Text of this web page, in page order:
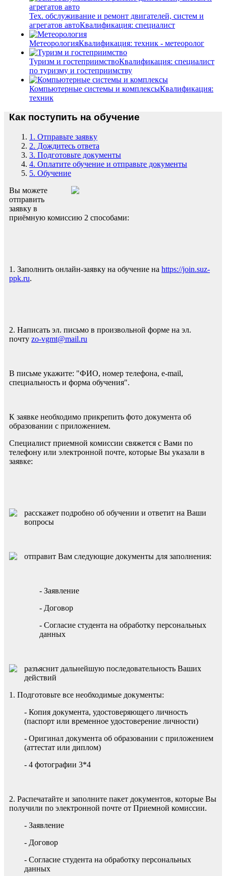
Тех. обслуживание и ремонт двигателей, систем и
агрегатов автоКвалификация: специалист
МетеорологияКвалификация: техник - метеоролог
Туризм и гостеприимствоКвалификация: специалист
по туризму и гостеприимству
Компьютерные системы и комплексыКвалификация:
техник
Как поступить на обучение
1. Отправьте заявку
2. Дождитесь ответа
3. Подготовьте документы
4. Оплатите обучение и отправьте документы
5. Обучение
Вы можете
отправить
заявку в
приёмную комиссию 2 способами:
1. Заполнить онлайн-заявку на обучение на https://join.suz-
ppk.ru.
2. Написать эл. письмо в произвольной форме на эл.
почту zo-vgmt@mail.ru
В письме укажите: "ФИО, номер телефона, e-mail,
специальность и форма обучения".
К заявке необходимо прикрепить фото документа об
образовании с приложением.
Специалист приемной комиссии свяжется с Вами по
телефону или электронной почте, которые Вы указали в
заявке:
расскажет подробно об обучении и ответит на Ваши
вопросы
отправит Вам следующие документы для заполнения:
- Заявление
- Договор
- Согласие студента на обработку персональных
данных
разъяснит дальнейшую последовательность Ваших
действий
1. Подготовьте все необходимые документы:
- Копия документа, удостоверяющего личность
(паспорт или временное удостоверение личности)
- Оригинал документа об образовании с приложением
(аттестат или диплом)
- 4 фотографии 3*4
2. Распечатайте и заполните пакет документов, которые Вы
получили по электронной почте от Приемной комиссии.
- Заявление
- Договор
- Согласие студента на обработку персональных
данных